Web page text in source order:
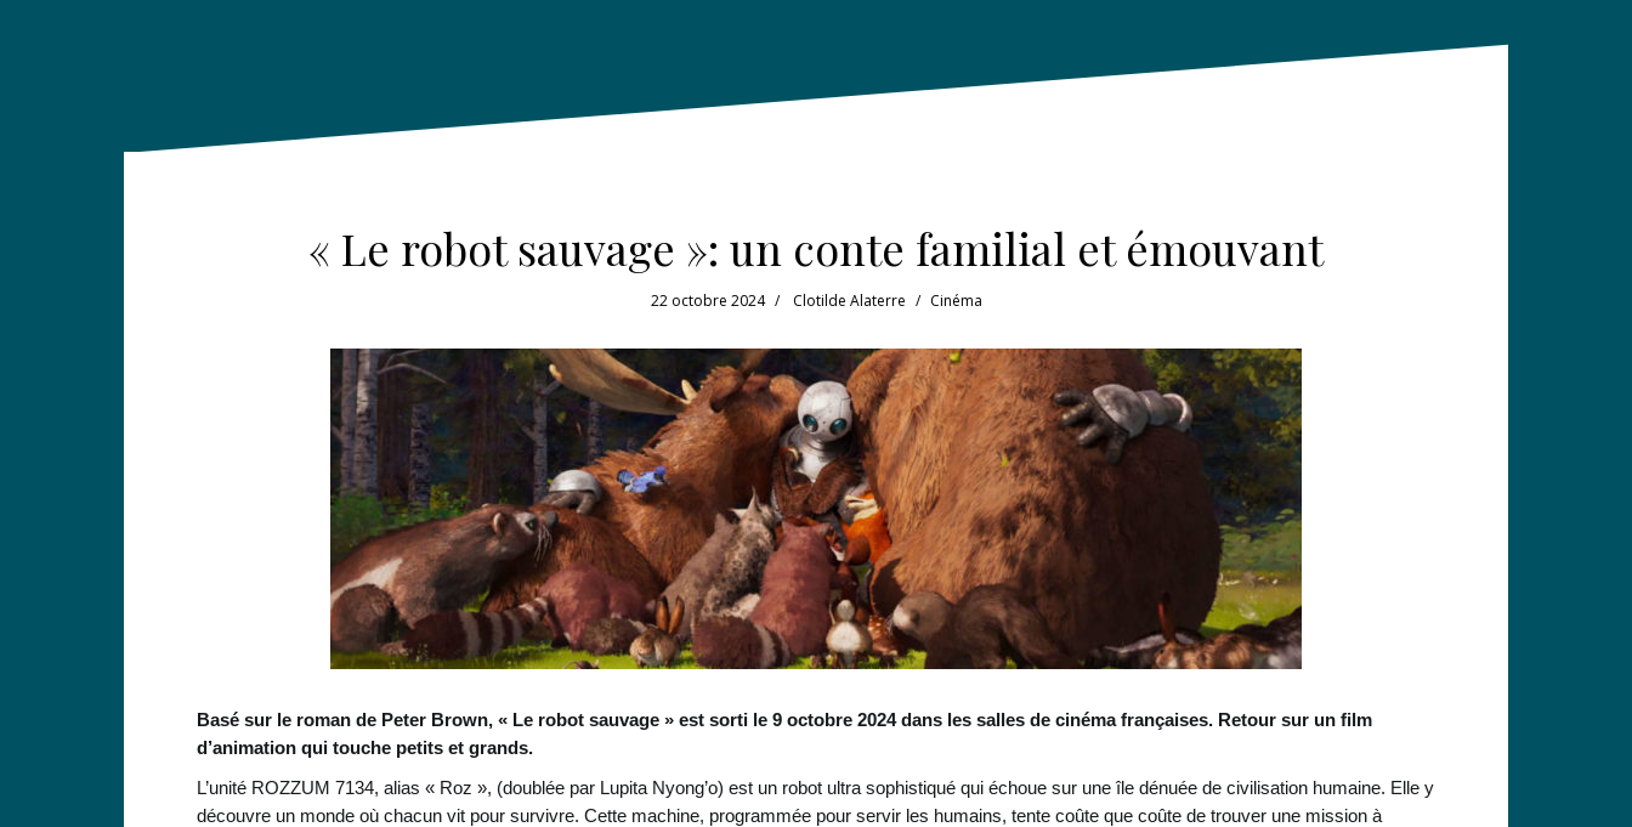
« Le robot sauvage »: un conte familial et émouvant
22 octobre 2024 Clotilde Alaterre Cinéma
Basé sur le roman de Peter Brown, « Le robot sauvage » est sorti le 9 octobre 2024 dans les salles de cinéma françaises. Retour sur un film
d’animation qui touche petits et grands.
L’unité ROZZUM 7134, alias « Roz », (doublée par Lupita Nyong’o) est un robot ultra sophistiqué qui échoue sur une île dénuée de civilisation humaine. Elle y
découvre un monde où chacun vit pour survivre. Cette machine, programmée pour servir les humains, tente coûte que coûte de trouver une mission à